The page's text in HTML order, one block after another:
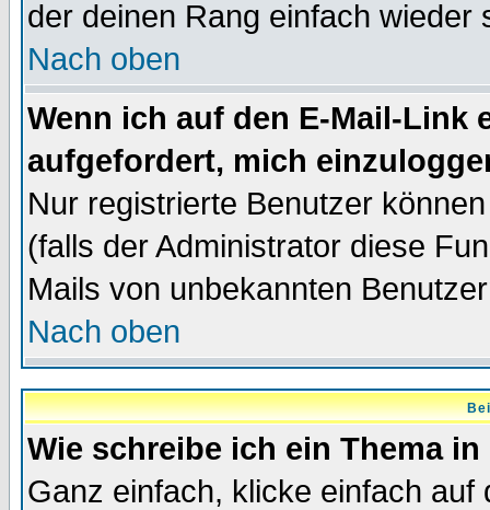
der deinen Rang einfach wieder
Nach oben
Wenn ich auf den E-Mail-Link
aufgefordert, mich
Nur registrierte Benutzer
(falls der Administrator diese
Mails von unbekannten
Nach oben
Wie schreibe ich ein Thema
Ganz einfach, klicke einfach